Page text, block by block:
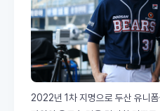
2022년 1차 지명으로 두산 유니